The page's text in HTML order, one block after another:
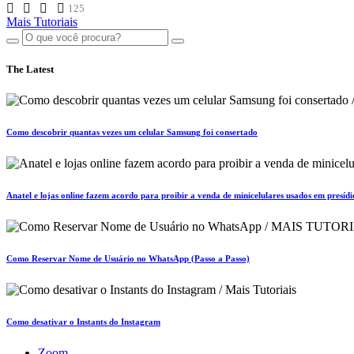
125
Mais Tutoriais
The Latest
Como descobrir quantas vezes um celular Samsung foi consertado
Anatel e lojas online fazem acordo para proibir a venda de minicelulares usados em
Como Reservar Nome de Usuário no WhatsApp (Passo a Passo)
Como desativar o Instants do Instagram